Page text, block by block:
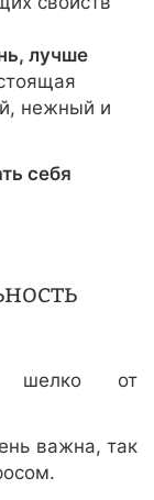
лучше
нежный и
себя
шелко от
важна, так